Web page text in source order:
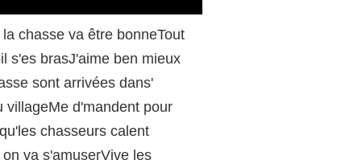
chasse va être bonneTout
s'es brasJ'aime ben mieux
sont arrivées dans'
villageMe d'mandent pour
chasseurs calent
va s'amuserVive les
/